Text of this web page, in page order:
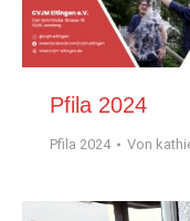
Pfila 2024
Pfila 2024 Von